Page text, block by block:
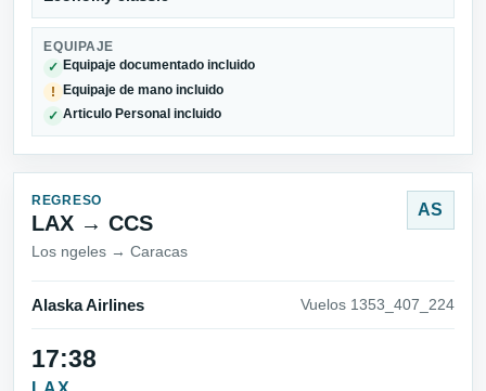
EQUIPAJE
✓ Equipaje documentado incluido
! Equipaje de mano incluido
✓ Articulo Personal incluido
REGRESO
LAX → CCS
Los ngeles → Caracas
AS
Alaska Airlines Vuelos 1353_407_224
17:38